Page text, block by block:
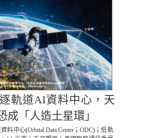
軌道AI資料中心，天
成「人造土星環」
料中心(Orbital Data Center ；ODC)；低軌